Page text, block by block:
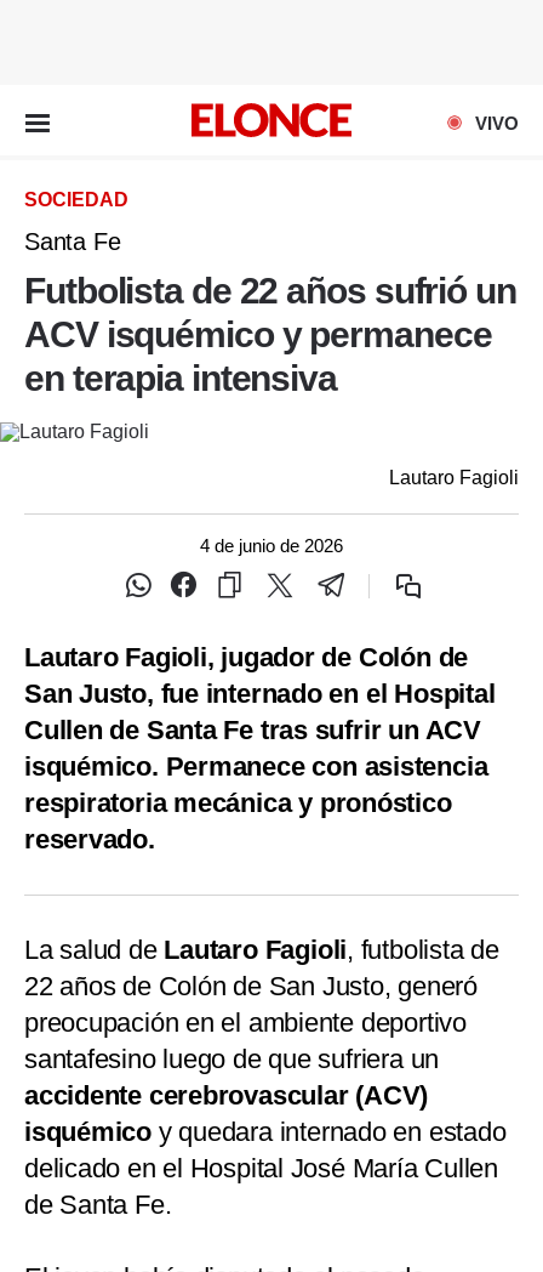
VIVO
SOCIEDAD
Santa Fe
Futbolista de 22 años sufrió un
ACV isquémico y permanece
en terapia intensiva
4 de junio de 2026
Lautaro Fagioli
Lautaro Fagioli, jugador de Colón de
San Justo, fue internado en el Hospital
Cullen de Santa Fe tras sufrir un ACV
isquémico. Permanece con asistencia
respiratoria mecánica y pronóstico
reservado.
La salud de Lautaro Fagioli, futbolista de
22 años de Colón de San Justo, generó
preocupación en el ambiente deportivo
santafesino luego de que sufriera un
accidente cerebrovascular (ACV)
isquémico y quedara internado en estado
delicado en el Hospital José María Cullen
de Santa Fe.